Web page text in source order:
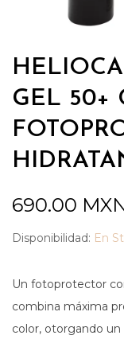
GEL 50+
690.00
Disponibilidad: En
Un fotoprotector
combina máxima
color, otorgando